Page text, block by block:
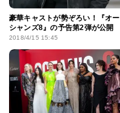
豪華キャストが勢ぞろい！『オー
シャンズ8』の予告第2弾が公開
2018/4/15 15:45